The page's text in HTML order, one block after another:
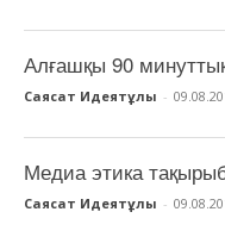
Алғашқы 90
Саясат Идеятұлы -
Медиа этика
Саясат Идеятұлы -